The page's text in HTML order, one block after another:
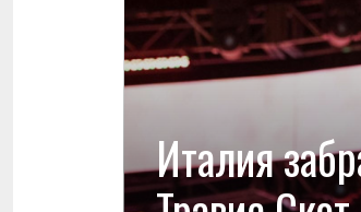
Италия